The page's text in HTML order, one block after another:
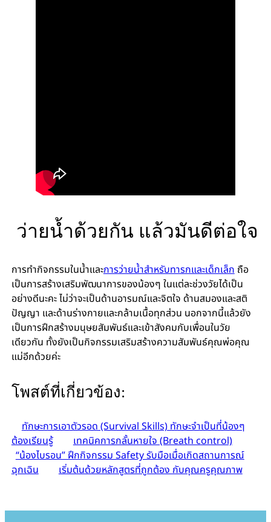
ว่ายน้ำด้วยกัน แล้วมันดีต่อใจ
การทำกิจกรรมในน้ำและการว่ายน้ำสำหรับทารกและเด็กเล็กถือ
เป็นการสร้างเสริมพัฒนาการของน้องๆ ในแต่ละช่วงวัยได้เป็น
อย่างดีนะคะ ไม่ว่าจะเป็นด้านอารมณ์และจิตใจ ด้านสมองและสติ
ปัญญา และด้านร่างกายและกล้ามเนื้อทุกส่วน นอกจากนี้แล้วยัง
เป็นการฝึกสร้างมนุษยสัมพันธ์และเข้าสังคมกับเพื่อนในวัย
เดียวกัน ทั้งยังเป็นกิจกรรมเสริมสร้างความสัมพันธ์คุณพ่อคุณ
แม่อีกด้วยค่ะ
โพสต์ที่เกี่ยวข้อง:
ทักษะการเอาตัวรอด (Survival Skills) ทักษะจำเป็นที่น้องๆ
ต้องเรียนรู้
เทคนิคการกลั้นหายใจ (Breath control)
“น้องไบรอน” ฝึกกิจกรรม Safety รับมือเมื่อเกิดสถานการณ์
ฉุกเฉิน
เริ่มต้นด้วยหลักสูตรที่ถูกต้อง กับคุณครูคุณภาพ